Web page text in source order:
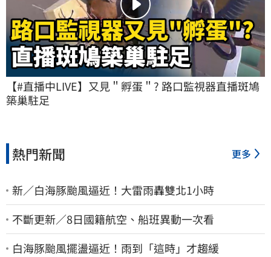
【#直播中LIVE】又見＂孵蛋＂? 路口監視器直播斑鳩
築巢駐足
熱門新聞 更多
新／白海豚颱風逼近！大雷雨轟雙北1小時
不斷更新／8日國籍航空、船班異動一次看
白海豚颱風擺盪逼近！雨到「這時」才趨緩